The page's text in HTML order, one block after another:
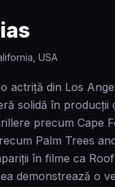
USA
actriță din Los
solidă în producții
precum Cape
Palm Trees
în filme ca
demonstrează o